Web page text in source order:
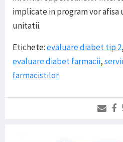
implicate in program vor afisa
unitatii.
Etichete:evaluare diabet tip 2,
evaluare diabet farmacii,
farmacistilor